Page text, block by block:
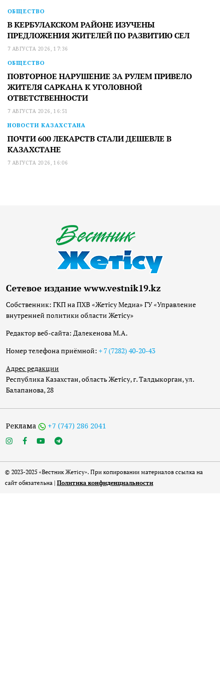
ОБЩЕСТВО
В КЕРБУЛАКСКОМ РАЙОНЕ ИЗУЧЕНЫ
ПРЕДЛОЖЕНИЯ ЖИТЕЛЕЙ ПО РАЗВИТИЮ СЕЛ
7 АВГУСТА 2026, 17:36
ОБЩЕСТВО
ПОВТОРНОЕ НАРУШЕНИЕ ЗА РУЛЕМ ПРИВЕЛО
ЖИТЕЛЯ САРКАНА К УГОЛОВНОЙ
ОТВЕТСТВЕННОСТИ
7 АВГУСТА 2026, 16:51
НОВОСТИ КАЗАХСТАНА
ПОЧТИ 600 ЛЕКАРСТВ СТАЛИ ДЕШЕВЛЕ В
КАЗАХСТАНЕ
7 АВГУСТА 2026, 16:06
Сетевое издание www.vestnik19.kz
Собственник: ГКП на ПХВ «Жетісу Медиа» ГУ «Управление
внутренней политики области Жетісу»
Редактор веб-сайта: Далекенова М.А.
Номер телефона приёмной: + 7 (7282) 40-20-43
Адрес редакции
Республика Казахстан, область Жетісу, г. Талдыкорган, ул.
Балапанова, 28
Реклама +7 (747) 286 2041
© 2023-2025 «Вестник Жетісу». При копировании материалов ссылка на
сайт обязательна | Политика конфиденциальности